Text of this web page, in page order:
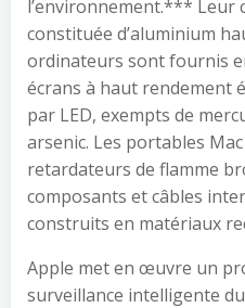
l’environnement.*** Leur
constituée d’aluminium
ordinateurs sont fournis
écrans à haut rendement
par LED, exempts de
arsenic. Les portables
retardateurs de flamme
composants et câbles
construits en matériaux
Apple met en œuvre un
surveillance intelligente